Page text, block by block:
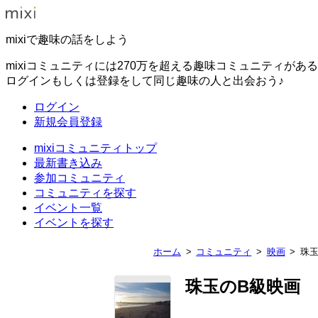
mixiで趣味の話をしよう
mixiコミュニティには270万を超える趣味コミュニティがある
ログインもしくは登録をして同じ趣味の人と出会おう♪
ログイン
新規会員登録
mixiコミュニティトップ
最新書き込み
参加コミュニティ
コミュニティを探す
イベント一覧
イベントを探す
ホーム コミュニティ 映画 珠
珠玉のB級映画